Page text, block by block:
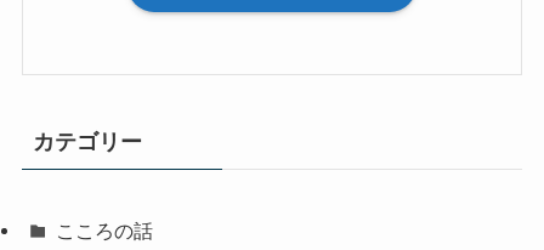
カテゴリー
こころの話